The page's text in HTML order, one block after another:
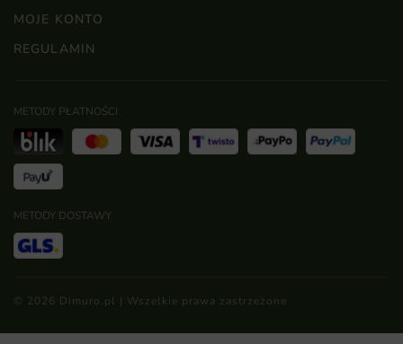
MOJE KONTO
REGULAMIN
METODY PŁATNOŚCI
METODY DOSTAWY
© 2026 Dimuro.pl | Wszelkie prawa zastrzeżone